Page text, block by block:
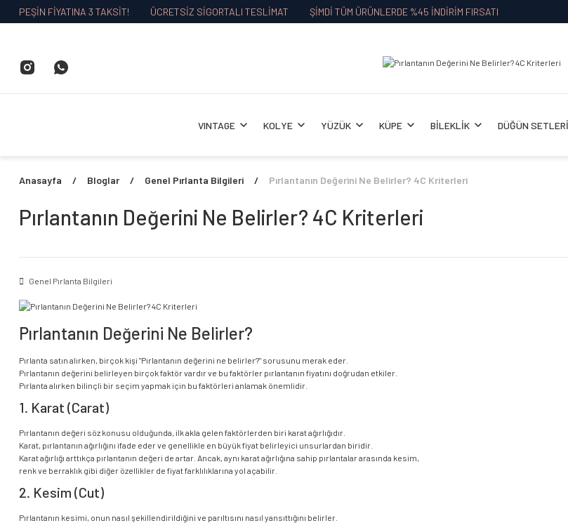
PEŞİN FİYATINA 3 TAKSİT! ÜCRETSİZ SİGORTALI TESLİMAT ŞİMDİ TÜM ÜRÜNLERDE %45 İNDİRİM FIRSATI
VINTAGE KOLYE YÜZÜK KÜPE BİLEKLİK DÜĞÜN SETLERİ
Anasayfa Bloglar Genel Pırlanta Bilgileri Pırlantanın Değerini Ne Belirler? 4C Kriterleri
Pırlantanın Değerini Ne Belirler? 4C Kriterleri
Genel Pırlanta Bilgileri
Pırlantanın Değerini Ne Belirler?
Pırlanta satın alırken, birçok kişi "Pırlantanın değerini ne belirler?" sorusunu merak eder.
Pırlantanın değerini belirleyen birçok faktör vardır ve bu faktörler pırlantanın fiyatını doğrudan etkiler.
Pırlanta alırken bilinçli bir seçim yapmak için bu faktörleri anlamak önemlidir.
1. Karat (Carat)
Pırlantanın değeri söz konusu olduğunda, ilk akla gelen faktörlerden biri karat ağırlığıdır.
Karat, pırlantanın ağırlığını ifade eder ve genellikle en büyük fiyat belirleyici unsurlardan biridir.
Karat ağırlığı arttıkça pırlantanın değeri de artar. Ancak, aynı karat ağırlığına sahip pırlantalar arasında kesim,
renk ve berraklık gibi diğer özellikler de fiyat farklılıklarına yol açabilir.
2. Kesim (Cut)
Pırlantanın kesimi, onun nasıl şekillendirildiğini ve parıltısını nasıl yansıttığını belirler.